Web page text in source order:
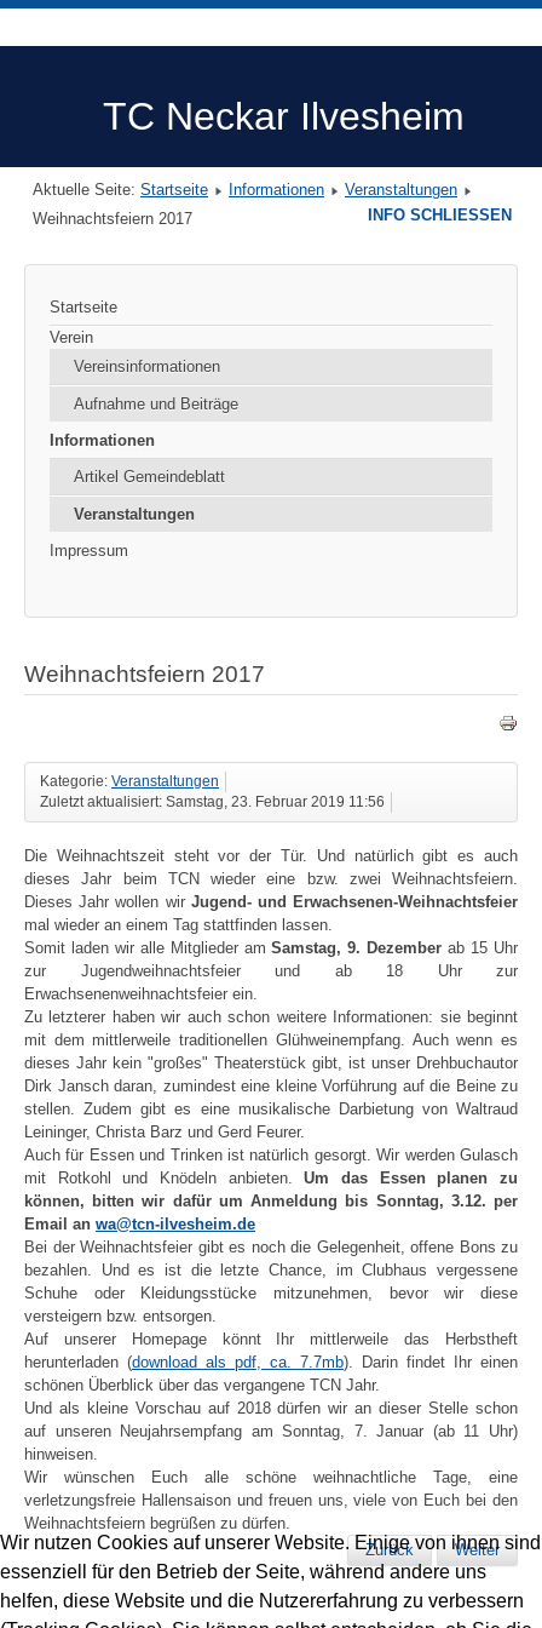
TC Neckar Ilvesheim
Aktuelle Seite: Startseite Informationen
Veranstaltungen
Weihnachtsfeiern 2017
Startseite
Verein
Vereinsinformationen
Aufnahme und Beiträge
Informationen
Artikel Gemeindeblatt
Veranstaltungen
Impressum
Weihnachtsfeiern 2017
Kategorie: Veranstaltungen
Zuletzt aktualisiert: Samstag, 23. Februar 2019 11:56
Die Weihnachtszeit steht vor der Tür. Und natürlich gibt es auch
dieses Jahr beim TCN wieder eine bzw. zwei Weihnachtsfeiern.
Dieses Jahr wollen wir Jugend- und Erwachsenen-Weihnachtsfeier
mal wieder an einem Tag stattfinden lassen.
Somit laden wir alle Mitglieder amSamstag, 9. Dezember ab 15 Uhr
zur Jugendweihnachtsfeier und ab 18 Uhr zur
Erwachsenenweihnachtsfeier ein.
Zu letzterer haben wir auch schon weitere Informationen: sie beginnt
mit dem mittlerweile traditionellen Glühweinempfang. Auch wenn es
dieses Jahr kein "großes" Theaterstück gibt, ist unser Drehbuchautor
Dirk Jansch daran, zumindest eine kleine Vorführung auf die Beine zu
stellen. Zudem gibt es eine musikalische Darbietung von Waltraud
Leininger, Christa Barz und Gerd Feurer.
Auch für Essen und Trinken ist natürlich gesorgt. Wir werden Gulasch
mit Rotkohl und Knödeln anbieten.Um das Essen planen zu
können, bitten wir dafür um Anmeldung bis Sonntag, 3.12. per
Email an wa@tcn-ilvesheim.de
Bei der Weihnachtsfeier gibt es noch die Gelegenheit, offene Bons zu
bezahlen. Und es ist die letzte Chance, im Clubhaus vergessene
Schuhe oder Kleidungsstücke mitzunehmen, bevor wir diese
versteigern bzw. entsorgen.
Auf unserer Homepage könnt Ihr mittlerweile das Herbstheft
herunterladen (download als pdf, ca. 7.7mb). Darin findet Ihr einen
schönen Überblick über das vergangene TCN Jahr.
Und als kleine Vorschau auf 2018 dürfen wir an dieser Stelle schon
auf unseren Neujahrsempfang am Sonntag, 7. Januar (ab 11 Uhr)
hinweisen.
Wir wünschen Euch alle schöne weihnachtliche Tage, eine
verletzungsfreie Hallensaison und freuen uns, viele von Euch bei den
Weihnachtsfeiern begrüßen zu dürfen.
Zurück
Weiter
INFO SCHLIESSEN
Wir nutzen Cookies auf unserer Website. Einige von ihnen sind
essenziell für den Betrieb der Seite, während andere uns
helfen, diese Website und die Nutzererfahrung zu verbessern